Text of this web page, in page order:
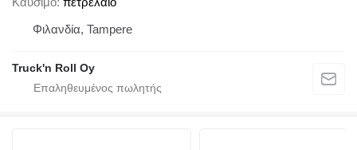
Φιλανδία, Tampere
Truck'n Roll Oy